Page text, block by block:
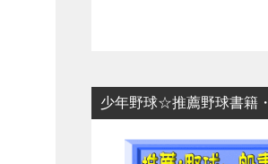
少年野球☆推薦野球書籍